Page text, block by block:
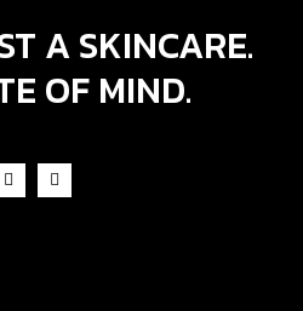
A SKINCARE.
OF MIND.